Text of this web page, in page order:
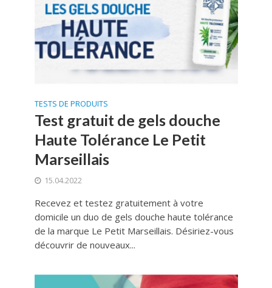
TESTS DE PRODUITS
Test gratuit de gels douche
Haute Tolérance Le Petit
Marseillais
15.04.2022
Recevez et testez gratuitement à votre
domicile un duo de gels douche haute tolérance
de la marque Le Petit Marseillais. Désiriez-vous
découvrir de nouveaux...